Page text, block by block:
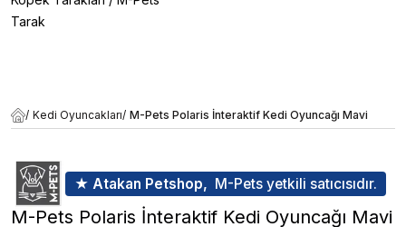
Tarak
/ Kedi Oyuncakları/ M-Pets Polaris İnteraktif Kedi Oyuncağı Mavi
★ Atakan Petshop, M-Pets yetkili satıcısıdır.
M-Pets Polaris İnteraktif Kedi Oyuncağı Mavi